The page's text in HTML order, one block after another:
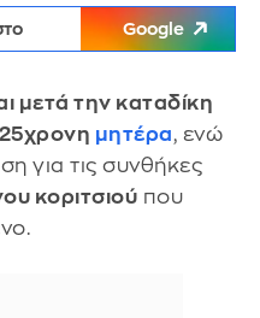
Google
μετά την καταδίκη
μητέρα, ενώ
για τις συνθήκες
κοριτσιού που